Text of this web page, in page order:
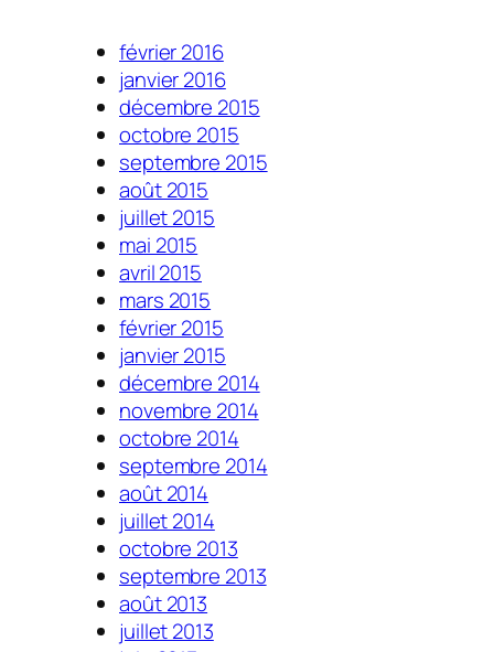
février 2016
janvier 2016
décembre 2015
octobre 2015
septembre 2015
août 2015
juillet 2015
mai 2015
avril 2015
mars 2015
février 2015
janvier 2015
décembre 2014
novembre 2014
octobre 2014
septembre 2014
août 2014
juillet 2014
octobre 2013
septembre 2013
août 2013
juillet 2013